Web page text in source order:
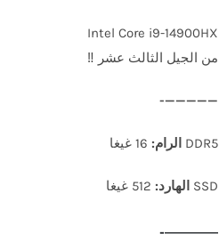
Intel Core i9-14900HX
من الجيل الثالث عشر ‼
—————-
DDR5 الرام:
SSD الهارد:
————-